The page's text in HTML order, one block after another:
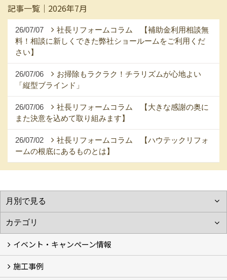
記事一覧｜2026年7月
26/07/07
社長リフォームコラム 【補助金利用相談無
料！相談に新しくできた弊社ショールームをご利用くだ
さい】
26/07/06
お掃除もラクラク！チラリズムが心地よい
「縦型ブラインド」
26/07/06
社長リフォームコラム 【大きな感謝の奥に
また決意を込めて取り組みます】
26/07/02
社長リフォームコラム 【ハウテックリフォ
ームの根底にあるものとは】
イベント・キャンペーン情報
イベント予告
イベント報告
キャンペーン
こどもみらい住宅支援事業
施工事例